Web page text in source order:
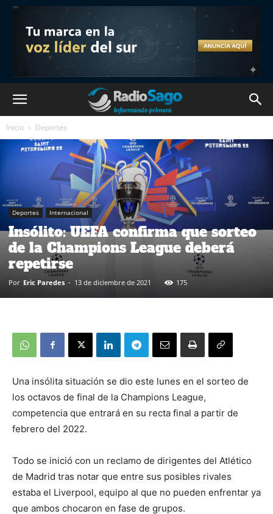
Inicio Deportes
Deportes Internacional
Insólito: UEFA confirma que sorteo
de la Champions League deberá
repetirse
Por Eric Paredes - 13 de diciembre de 2021 175
Una insólita situación se dio este lunes en el sorteo de
los octavos de final de la Champions League,
competencia que entrará en su recta final a partir de
febrero del 2022.
Todo se inició con un reclamo de dirigentes del Atlético
de Madrid tras notar que entre sus posibles rivales
estaba el Liverpool, equipo al que no pueden enfrentar ya
que ambos chocaron en fase de grupos.